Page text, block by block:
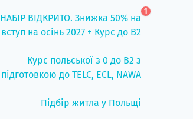
НАБІР ВІДКРИТО. Знижка 50% на
вступ на осінь 2027 + Курс до B2
1
Курс польської з 0 до B2 з
підготовкою до TELC, ECL, NAWA
Підбір житла у Польщі